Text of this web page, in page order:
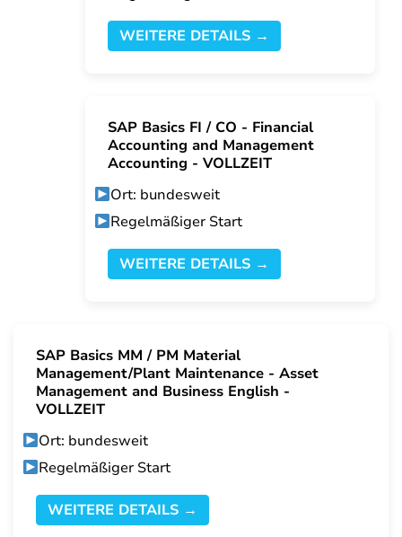
WEITERE DETAILS →
SAP Basics FI / CO - Financial
Accounting and Management
Accounting - VOLLZEIT
Ort: bundesweit
Regelmäßiger Start
WEITERE DETAILS →
SAP Basics MM / PM Material
Management/Plant Maintenance - Asset
Management and Business English -
VOLLZEIT
Ort: bundesweit
Regelmäßiger Start
WEITERE DETAILS →